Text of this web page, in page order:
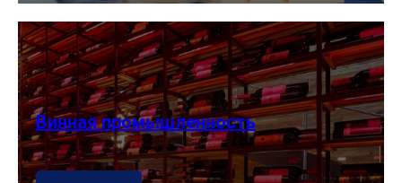
Винная промышленность